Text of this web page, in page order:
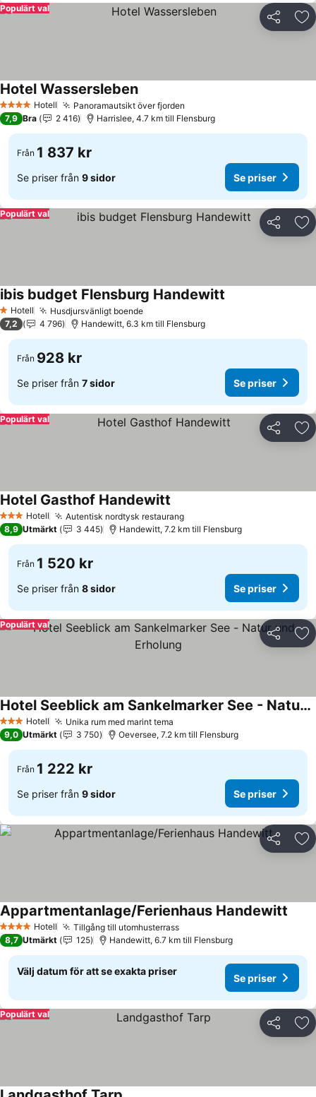
Dela
Populärt val
4 StjärnorHotell Panoramautsikt över fjorden
Hotel Wassersleben
7,9 Bra 2 416 Harrislee, 4.7 km till Flensburg
Från 1 837 kr
Se priser från 9 sidor Se priser
Dela
Populärt val
1 Stjärnor
Hotell Husdjursvänligt boende
ibis budget Flensburg Handewitt
7,2 4 796 Handewitt, 6.3 km till Flensburg
Från 928 kr
Se priser från 7 sidor Se priser
Dela
Populärt val
3 StjärnorHotell Autentisk nordtysk restaurang
Hotel Gasthof Handewitt
8,9 Utmärkt 3 445 Handewitt, 7.2 km till Flensburg
Från 1 520 kr
Se priser från 8 sidor Se priser
Dela
Populärt val
3 StjärnorHotell Unika rum med marint tema
Hotel Seeblick am Sankelmarker See - Natur und Erholung
9,0 Utmärkt 3 750 Oeversee, 7.2 km till Flensburg
Från 1 222 kr
Se priser från 9 sidor Se priser
Dela
4 StjärnorHotell Tillgång till utomhusterrass
Appartmentanlage/Ferienhaus Handewitt
8,7 Utmärkt 125 Handewitt, 6.7 km till Flensburg
Välj datum för att se exakta priser
Se priser
Dela
Populärt val